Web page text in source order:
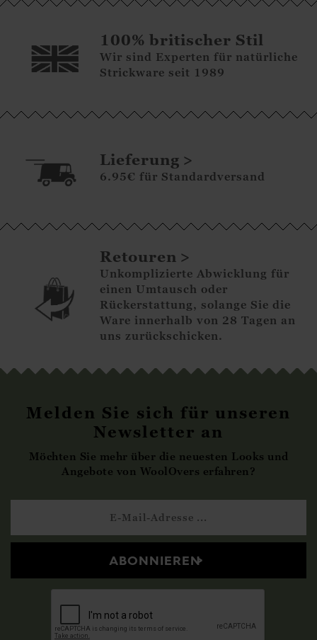
100% britischer Stil
Wir sind Experten für natürliche
Strickware seit 1989
Lieferung
6.95€ für Standardversand
Retouren
Unkomplizierte Abwicklung für
einen Umtausch oder
Rückerstattung, solange Sie die
Ware innerhalb von 28 Tagen an
uns zurückschicken.
Melden Sie sich für unseren
Newsletter an
Möchten Sie mehr über die neuesten Looks und
Angebote von WoolOvers erfahren?
ABONNIEREN